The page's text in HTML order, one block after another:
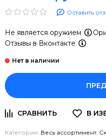
Оставить
Не является оружием
Отзывы в Вконтакте
Категории: Весь ассортимент,